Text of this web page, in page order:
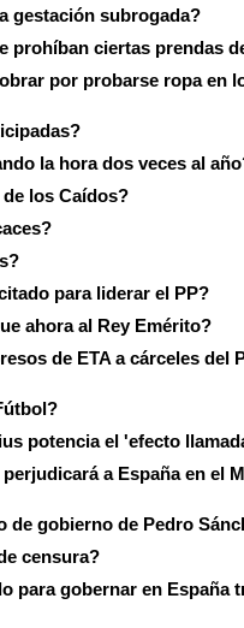
gestación subrogada?
prohíban ciertas prendas
por probarse ropa en
la hora dos veces al
los Caídos?
para liderar el PP?
ahora al Rey Emérito?
de ETA a cárceles del
potencia el 'efecto
a España en el
de gobierno de Pedro
censura?
para gobernar en España